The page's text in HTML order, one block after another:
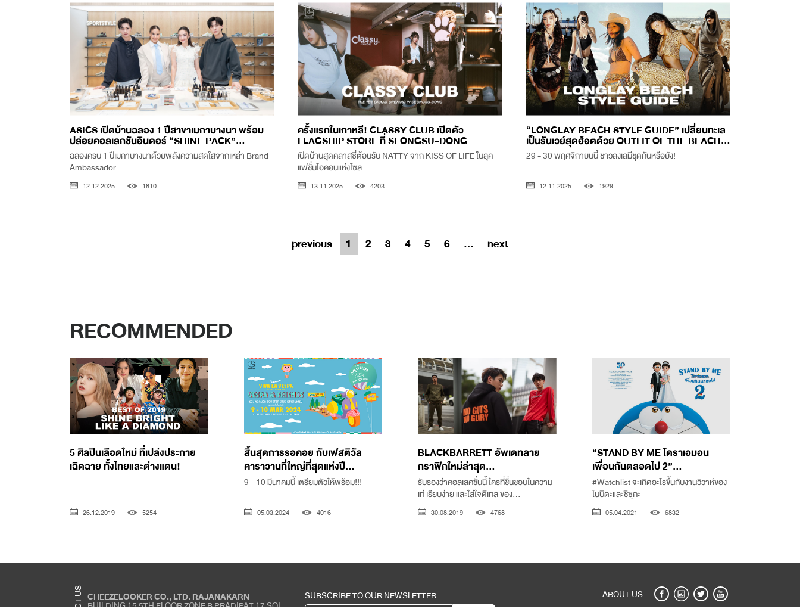
ASICS เปิดบ้านฉลอง 1 ปีสาขาเมกาบางนา พร้อม
ปล่อยคอลเลกชันอินดอร์ “SHINE PACK”...
ฉลองครบ 1 ปีเมกาบางนาด้วยพลังความสดใสจากเหล่า Brand
Ambassador
12.12.2025 1810
ครั้งแรกในเกาหลี! CLASSY CLUB เปิดตัว
FLAGSHIP STORE ที่ SEONGSU-DONG
เปิดบ้านสุดคลาสซี่ต้อนรับ NATTY จาก KISS OF LIFE ในลุค
แฟชั่นไอคอนแห่งโซล
13.11.2025 4203
“LONGLAY BEACH STYLE GUIDE” เปลี่ยนทะเล
เป็นรันเวย์สุดฮ้อตด้วย OUTFIT OF THE BEACH...
29 - 30 พฤศจิกายนนี้ ชาวลงเลมีชุดกันหรือยัง!
12.11.2025 1929
previous 1 2 3 4 5 6 ... next
RECOMMENDED
5 ศิลปินเลือดใหม่ ที่เปล่งประกาย
เฉิดฉาย ทั้งไทยและต่างแดน!
26.12.2019 5254
สิ้นสุดการรอคอย กับเฟสติวัล
คาราวานที่ใหญ่ที่สุดแห่งปี...
9 - 10 มีนาคมนี้ เตรียมตัวให้พร้อม!!!
05.03.2024 4016
BLACKBARRETT อัพเดทลาย
กราฟิกใหม่ล่าสุด...
รับรองว่าคอลเลคชั่นนี้ ใครที่ชื่นชอบในความ
เท่ เรียบง่าย และใส่ใจดีเทล ของ...
30.08.2019 4768
“STAND BY ME โดราเอมอน
เพื่อนกันตลอดไป 2”...
#Watchlist จะเกิดอะไรขึ้นกับงานวิวาห์ของ
โนบิตะและชิซุกะ
05.04.2021 6832
CHEEZELOOKER CO., LTD. RAJANAKARN
BUILDING 15 5TH FLOOR ZONE B PRADIPAT 17 SOI
SUBSCRIBE TO OUR NEWSLETTER ABOUT US